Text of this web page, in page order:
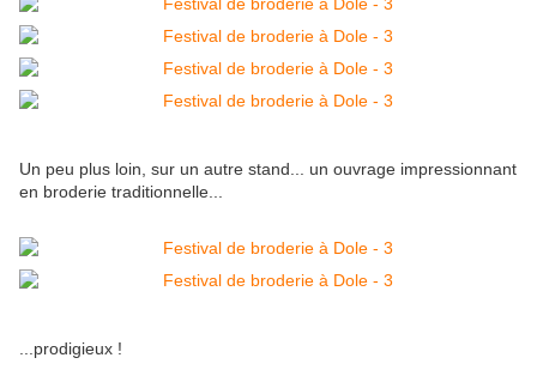
Un peu plus loin, sur un autre stand... un ouvrage impressionnant
en broderie traditionnelle...
...prodigieux !